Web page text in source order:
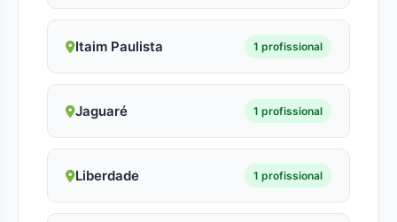
Itaim Paulista 1 profissional
Jaguaré 1 profissional
Liberdade 1 profissional